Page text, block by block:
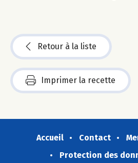
Retour à la liste
Imprimer la recette
Accueil Contact
Protection des